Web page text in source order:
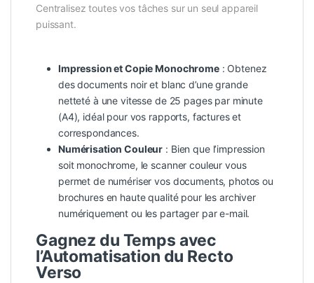
Centralisez toutes vos tâches sur un seul appareil
puissant.
Impression et Copie Monochrome: Obtenez
des documents noir et blanc d’une grande
netteté à une vitesse de 25 pages par minute
(A4), idéal pour vos rapports, factures et
correspondances.
Numérisation Couleur : Bien que l’impression
soit monochrome, le scanner couleur vous
permet de numériser vos documents, photos ou
brochures en haute qualité pour les archiver
numériquement ou les partager par e-mail.
Gagnez du Temps avec
l’Automatisation du Recto
Verso